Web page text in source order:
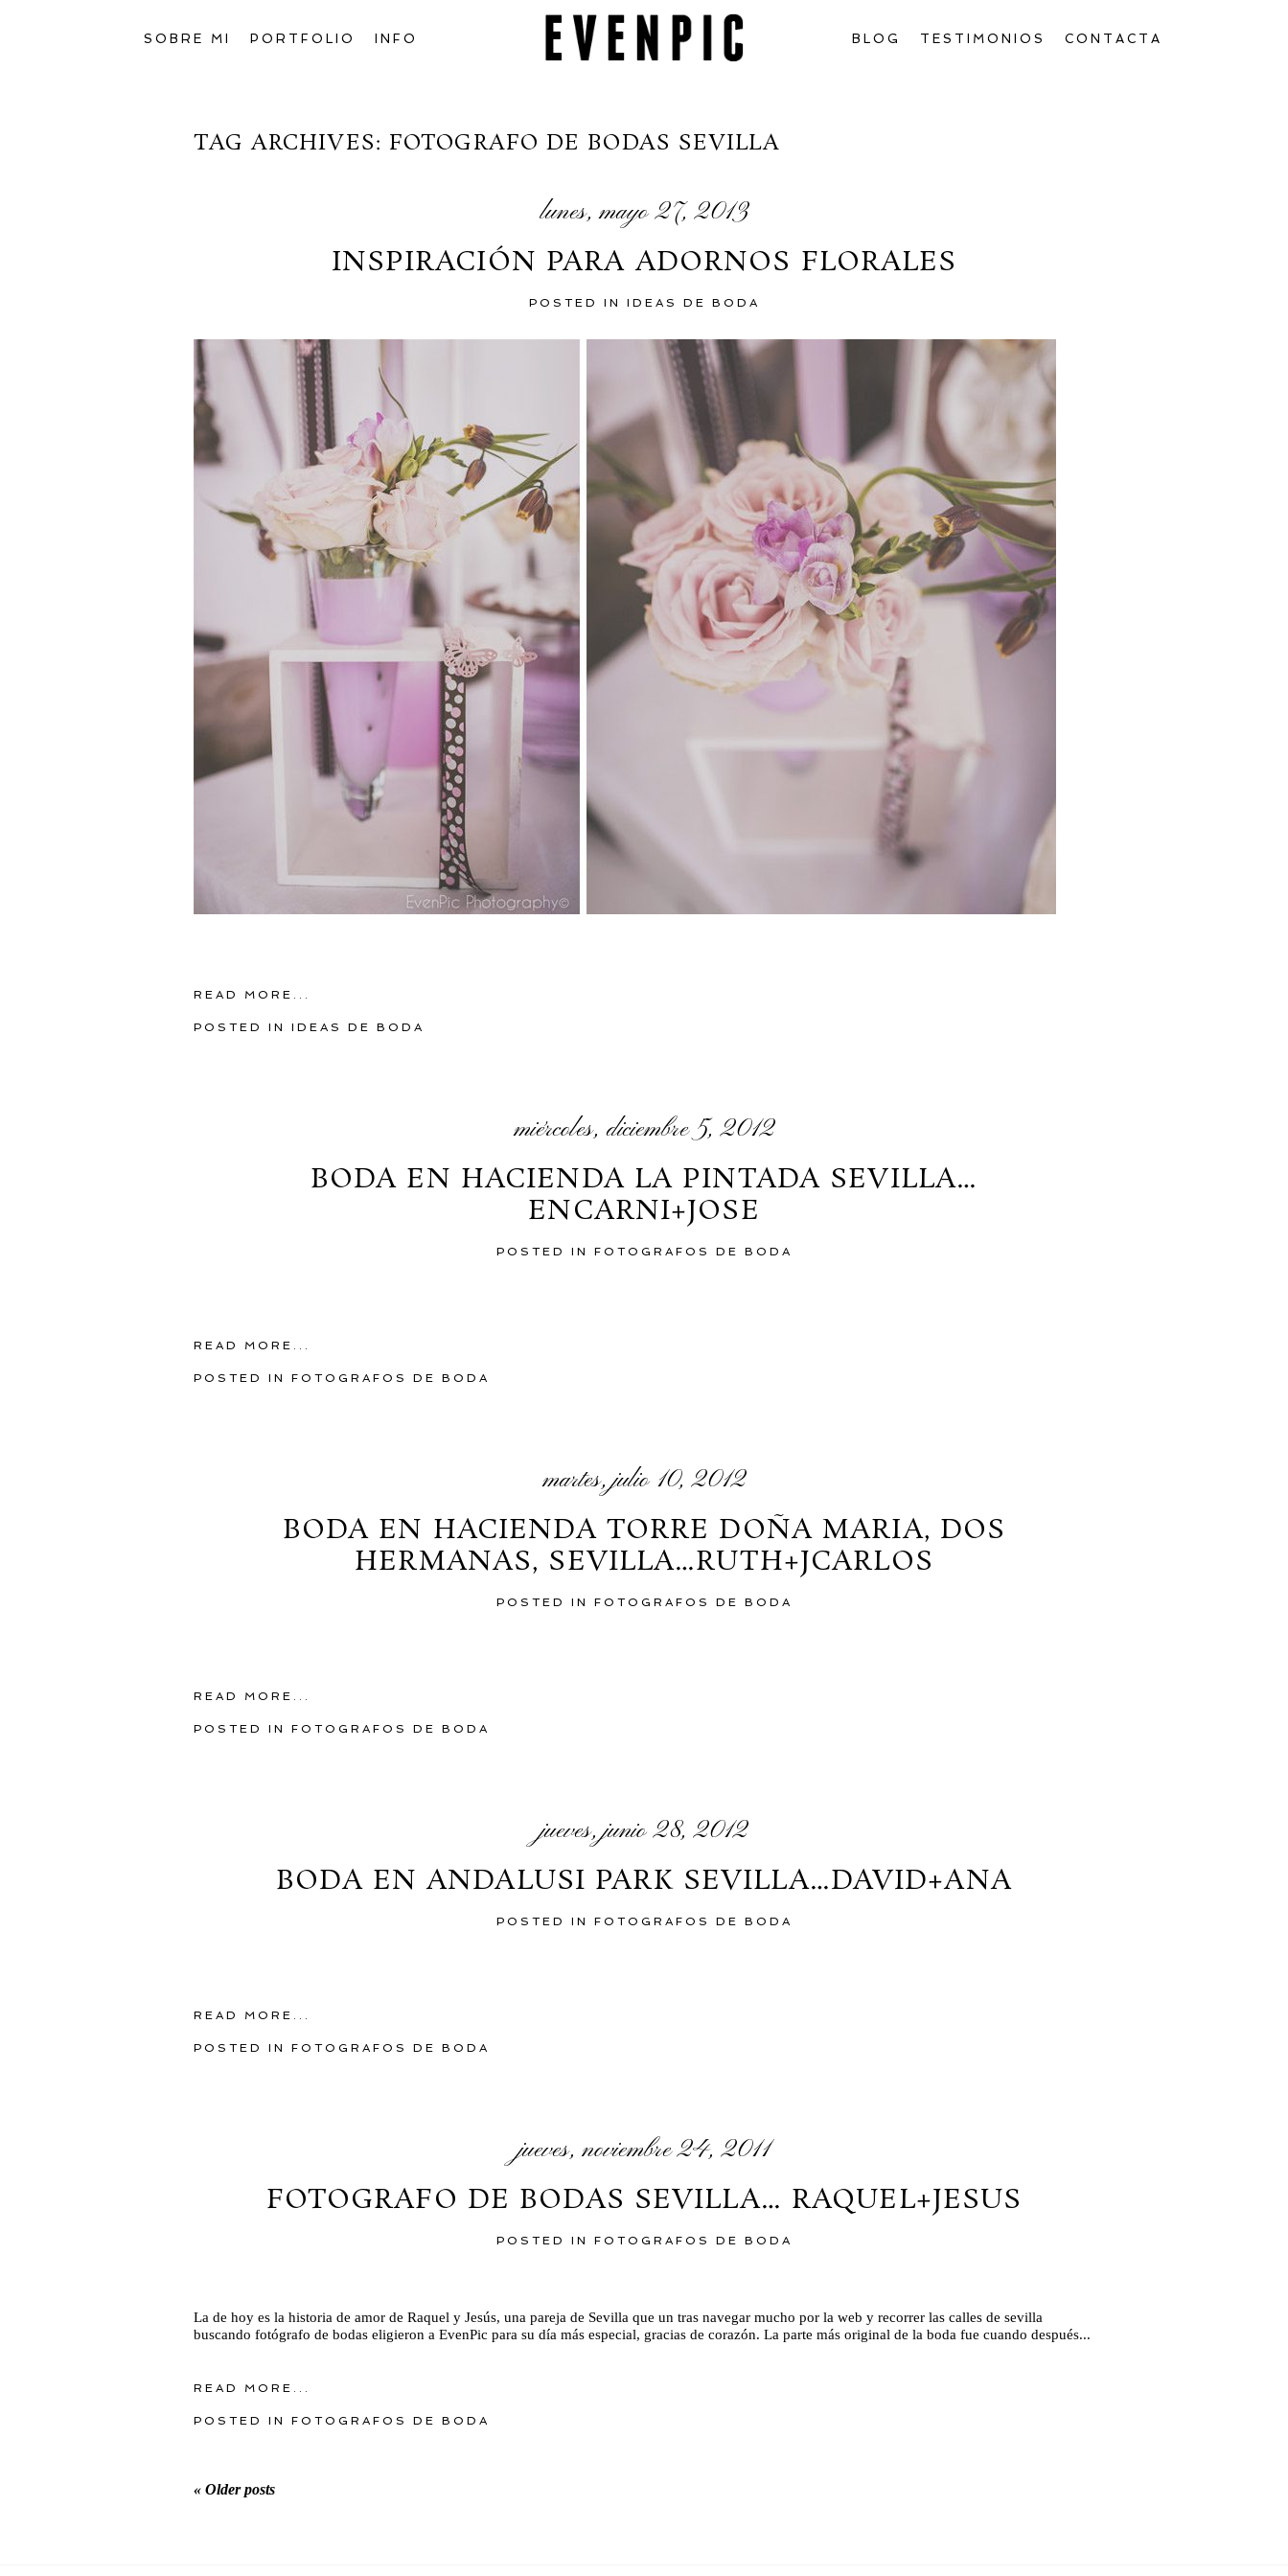
SOBRE MI PORTFOLIO INFO BLOG TESTIMONIOS CONTACTA
TAG ARCHIVES: FOTOGRAFO DE BODAS SEVILLA
lunes, mayo 27, 2013
INSPIRACIÓN PARA ADORNOS FLORALES
POSTED IN IDEAS DE BODA
READ MORE...
POSTED IN IDEAS DE BODA
miércoles, diciembre 5, 2012
BODA EN HACIENDA LA PINTADA SEVILLA…
ENCARNI+JOSE
POSTED IN FOTOGRAFOS DE BODA
READ MORE...
POSTED IN FOTOGRAFOS DE BODA
martes, julio 10, 2012
BODA EN HACIENDA TORRE DOÑA MARIA, DOS
HERMANAS, SEVILLA…RUTH+JCARLOS
POSTED IN FOTOGRAFOS DE BODA
READ MORE...
POSTED IN FOTOGRAFOS DE BODA
jueves, junio 28, 2012
BODA EN ANDALUSI PARK SEVILLA…DAVID+ANA
POSTED IN FOTOGRAFOS DE BODA
READ MORE...
POSTED IN FOTOGRAFOS DE BODA
jueves, noviembre 24, 2011
FOTOGRAFO DE BODAS SEVILLA… RAQUEL+JESUS
POSTED IN FOTOGRAFOS DE BODA
La de hoy es la historia de amor de Raquel y Jesús, una pareja de Sevilla que un tras navegar mucho por la web y recorrer las calles de sevilla
buscando fotógrafo de bodas eligieron a EvenPic para su día más especial, gracias de corazón. La parte más original de la boda fue cuando después...
READ MORE...
POSTED IN FOTOGRAFOS DE BODA
« Older posts